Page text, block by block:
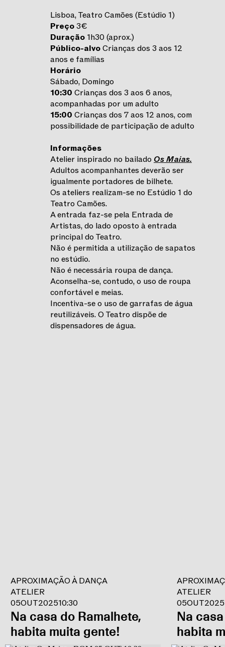
Lisboa, Teatro Camões (Estúdio 1)
Preço3€
Duração1h30 (aprox.)
Público-alvoCrianças dos 3 aos 12
anos e famílias
Horário
Sábado, Domingo
10:30 Crianças dos 3 aos 6 anos,
acompanhadas por um adulto
15:00 Crianças dos 7 aos 12 anos, com
possibilidade de participação de adulto
Informações
Atelier inspirado no bailado Os Maias.
Adultos acompanhantes deverão ser
igualmente portadores de bilhete.
Os ateliers realizam-se no Estúdio 1 do
Teatro Camões.
A entrada faz-se pela Entrada de
Artistas, do lado oposto à entrada
principal do Teatro.
Não é permitida a utilização de sapatos
no estúdio.
Não é necessária roupa de dança.
Aconselha-se, contudo, o uso de roupa
confortável e meias.
Incentiva-se o uso de garrafas de água
reutilizáveis. O Teatro dispõe de
dispensadores de água.
APROXIMAÇÃO À DANÇA
ATELIER
05OUT202510:30
Na casa do Ramalhete,
habita muita gente!
ATELIER
05OUT2025
Na
habita